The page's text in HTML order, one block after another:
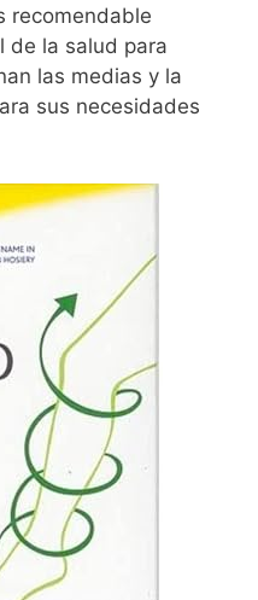
recomendable
de la salud para
las medias y la
sus necesidades